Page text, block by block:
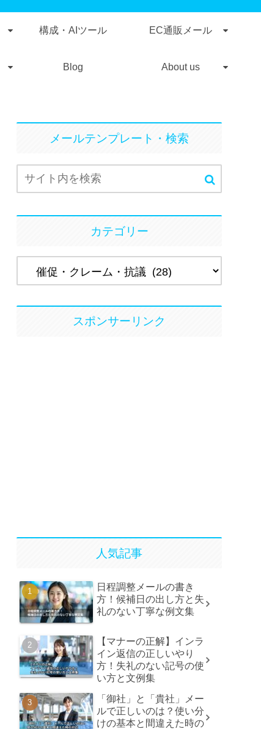
構成・AIツール EC通販メール
Blog About us
メールテンプレート・検索
カテゴリー
スポンサーリンク
人気記事
日程調整メールの書き
方！候補日の出し方と失
礼のない丁寧な例文集
【マナーの正解】インラ
イン返信の正しいやり
方！失礼のない記号の使
い方と文例集
「御社」と「貴社」メー
ルで正しいのは？使い分
けの基本と間違えた時の